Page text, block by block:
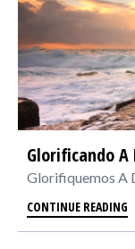
Glorificando A
Glorifiquemos A
CONTINUE READING